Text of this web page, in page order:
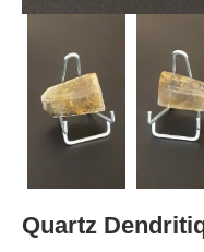
Quartz